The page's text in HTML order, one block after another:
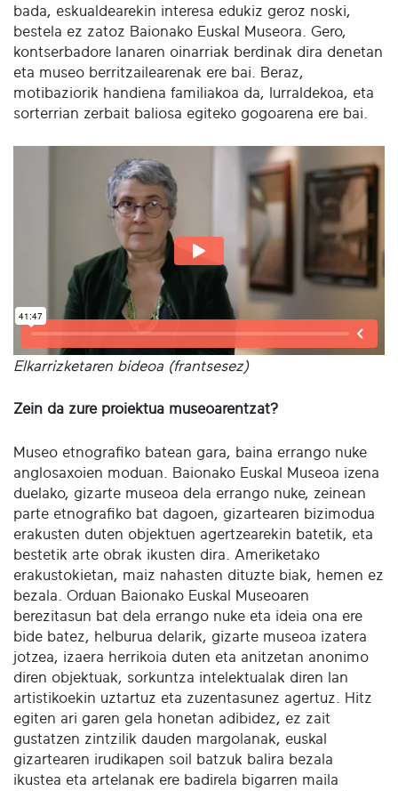
bada, eskualdearekin interesa edukiz geroz noski,
bestela ez zatoz Baionako Euskal Museora. Gero,
kontserbadore lanaren oinarriak berdinak dira denetan
eta museo berritzailearenak ere bai. Beraz,
motibaziorik handiena familiakoa da, lurraldekoa, eta
sorterrian zerbait baliosa egiteko gogoarena ere bai.
Elkarrizketaren bideoa (frantsesez)
Zein da zure proiektua museoarentzat?
Museo etnografiko batean gara, baina errango nuke
anglosaxoien moduan. Baionako Euskal Museoa izena
duelako, gizarte museoa dela errango nuke, zeinean
parte etnografiko bat dagoen, gizartearen bizimodua
erakusten duten objektuen agertzearekin batetik, eta
bestetik arte obrak ikusten dira. Ameriketako
erakustokietan, maiz nahasten dituzte biak, hemen ez
bezala. Orduan Baionako Euskal Museoaren
berezitasun bat dela errango nuke eta ideia ona ere
bide batez, helburua delarik, gizarte museoa izatera
jotzea, izaera herrikoia duten eta anitzetan anonimo
diren objektuak, sorkuntza intelektualak diren lan
artistikoekin uztartuz eta zuzentasunez agertuz. Hitz
egiten ari garen gela honetan adibidez, ez zait
gustatzen zintzilik dauden margolanak, euskal
gizartearen irudikapen soil batzuk balira bezala
ikustea eta artelanak ere badirela bigarren maila